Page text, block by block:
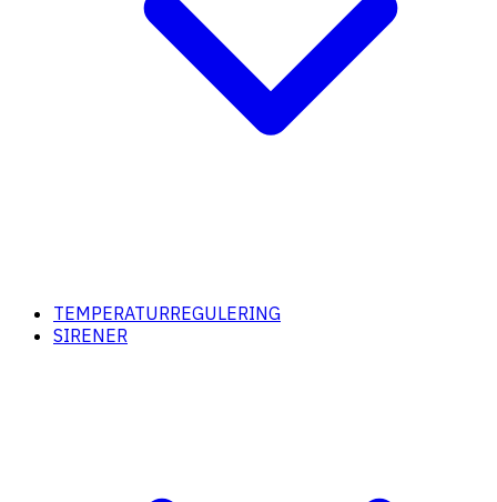
TEMPERATURREGULERING
SIRENER